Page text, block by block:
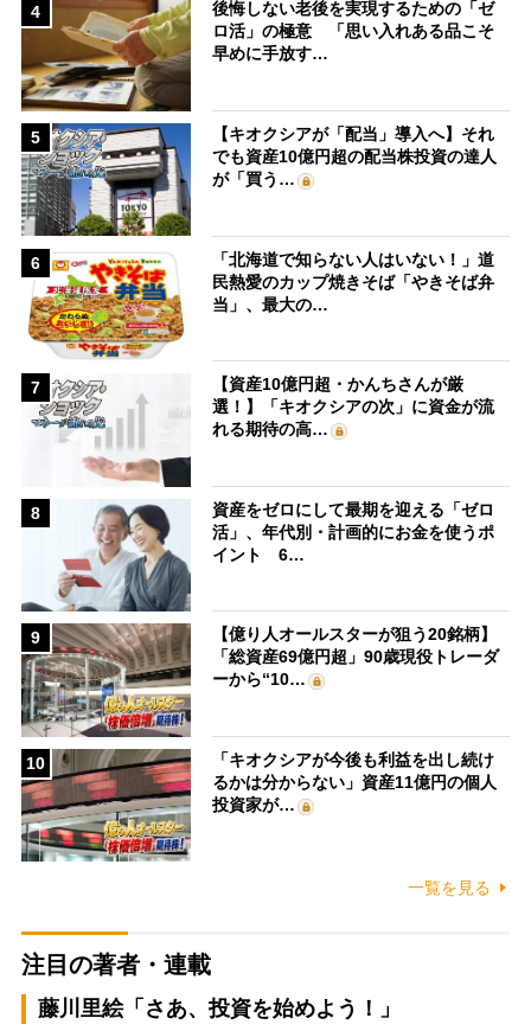
4
後悔しない老後を実現するための「ゼ
ロ活」の極意 「思い入れある品こそ
早めに手放す…
5
【キオクシアが「配当」導入へ】それ
でも資産10億円超の配当株投資の達人
が「買う…
6
「北海道で知らない人はいない！」道
民熱愛のカップ焼きそば「やきそば弁
当」、最大の…
7
【資産10億円超・かんちさんが厳
選！】「キオクシアの次」に資金が流
れる期待の高…
8
資産をゼロにして最期を迎える「ゼロ
活」、年代別・計画的にお金を使うポ
イント 6…
9
【億り人オールスターが狙う20銘柄】
「総資産69億円超」90歳現役トレーダ
ーから“10…
10
「キオクシアが今後も利益を出し続け
るかは分からない」資産11億円の個人
投資家が…
一覧を見る
注目の著者・連載
藤川里絵「さあ、投資を始めよう！」